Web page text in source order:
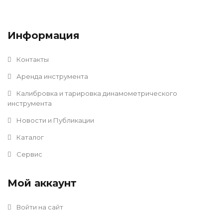
Информация
Контакты
Аренда инструмента
Калибровка и тарировка динамометрического
инструмента
Новости и Публикации
Каталог
Сервис
Мой аккаунт
Войти на сайт